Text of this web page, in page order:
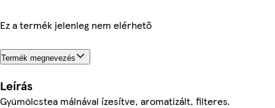
Ez a termék jelenleg nem elérhető
Termék megnevezés
Leírás
Gyümölcstea málnával ízesítve, aromatizált, filteres.